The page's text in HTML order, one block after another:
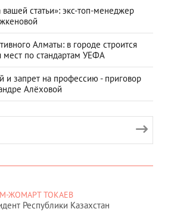
статьи»: экс-топ-менеджер
Алматы: в городе строится
мест по стандартам УЕФА
и запрет на профессию - приговор
Алёховой
ЖОМАРТ ТОКАЕВ
Республики Казахстан